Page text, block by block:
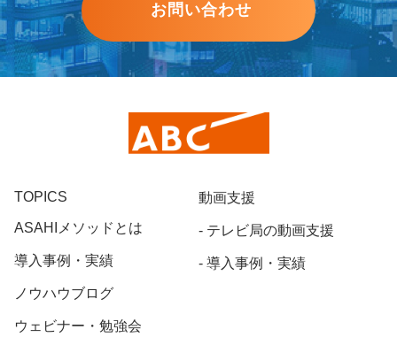
お問い合わせ
TOPICS
ASAHIメソッドとは
導入事例・実績
ノウハウブログ
ウェビナー・勉強会
動画支援
テレビ局の動画支援
導入事例・実績